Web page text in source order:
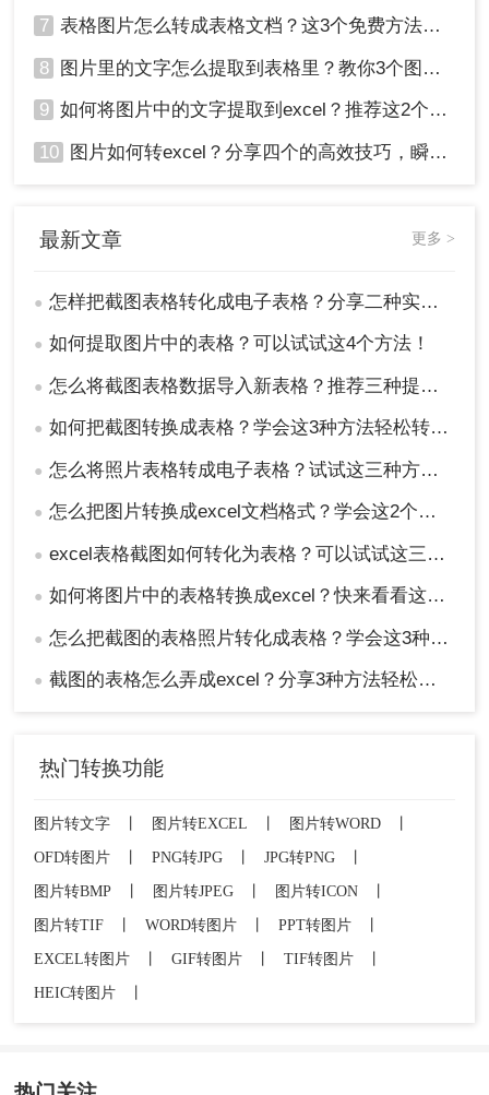
7 表格图片怎么转成表格文档？这3个免费方法赶紧收藏！
8 图片里的文字怎么提取到表格里？教你3个图片转excel方法
9 如何将图片中的文字提取到excel？推荐这2个方法，一学就会！
10 图片如何转excel？分享四个的高效技巧，瞬间提高办公效！
最新文章 更多 >
● 怎样把截图表格转化成电子表格？分享二种实用的方法！
● 如何提取图片中的表格？可以试试这4个方法！
● 怎么将截图表格数据导入新表格？推荐三种提取方法!
● 如何把截图转换成表格？学会这3种方法轻松转换！
● 怎么将照片表格转成电子表格？试试这三种方法！
● 怎么把图片转换成excel文档格式？学会这2个方法就够了！
● excel表格截图如何转化为表格？可以试试这三个方法！
● 如何将图片中的表格转换成excel？快来看看这三个方法！
● 怎么把截图的表格照片转化成表格？学会这3种方法轻松提取！
● 截图的表格怎么弄成excel？分享3种方法轻松提取！
热门转换功能
图片转文字 图片转EXCEL 图片转WORD
OFD转图片
PNG转JPG JPG转PNG
图片转BMP
图片转JPEG 图片转ICON
图片转TIF
WORD转图片 PPT转图片
EXCEL转图片
GIF转图片 TIF转图片
HEIC转图片